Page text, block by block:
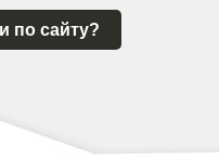
по сайту?